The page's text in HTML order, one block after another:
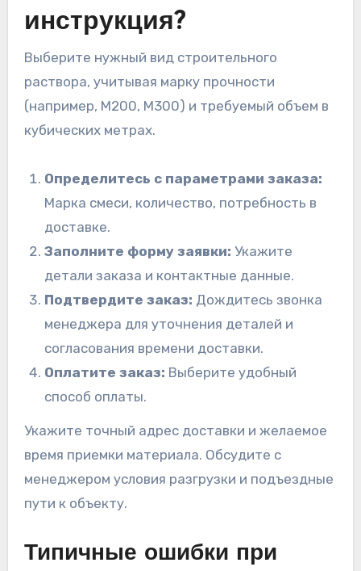
инструкция?
Выберите нужный вид строительного
раствора, учитывая марку прочности
(например, М200, М300) и требуемый объем в
кубических метрах.
Определитесь с параметрами заказа:
Марка смеси, количество, потребность в
доставке.
Заполните форму заявки: Укажите
детали заказа и контактные данные.
Подтвердите заказ: Дождитесь звонка
менеджера для уточнения деталей и
согласования времени доставки.
Оплатите заказ: Выберите удобный
способ оплаты.
Укажите точный адрес доставки и желаемое
время приемки материала. Обсудите с
менеджером условия разгрузки и подъездные
пути к объекту.
Типичные ошибки при